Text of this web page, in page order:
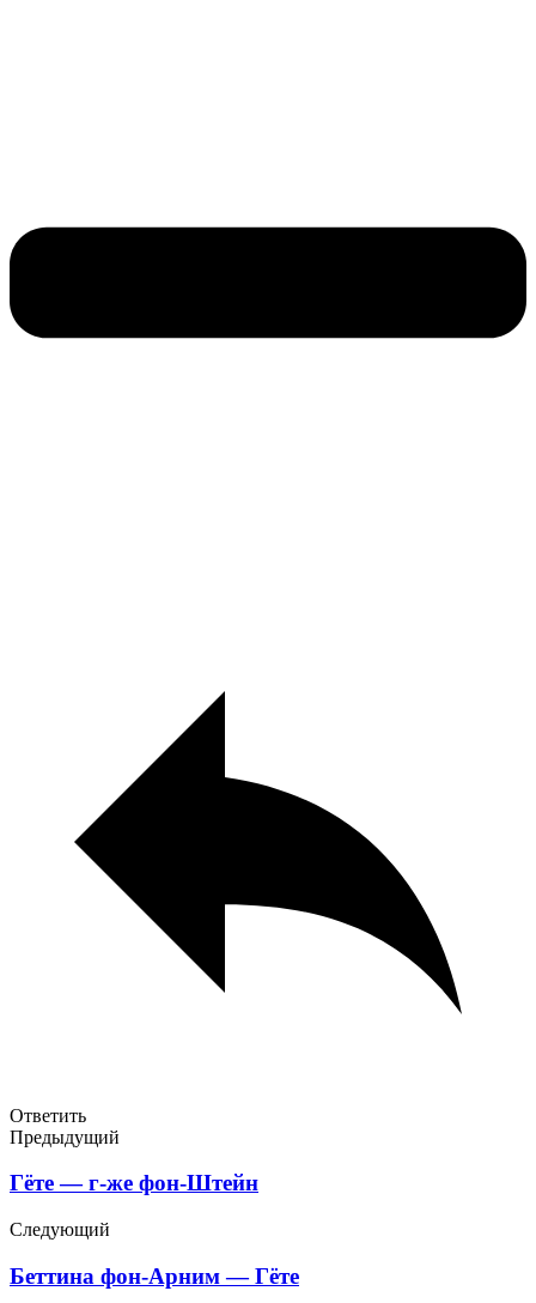
Ответить
Предыдущий
Гёте — г-же фон-Штейн
Следующий
Беттина фон-Арним — Гёте